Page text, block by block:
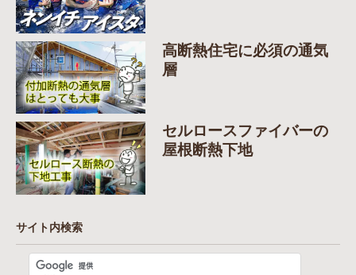
高断熱住宅に必須の通気
層
セルロースファイバーの
屋根断熱下地
サイト内検索